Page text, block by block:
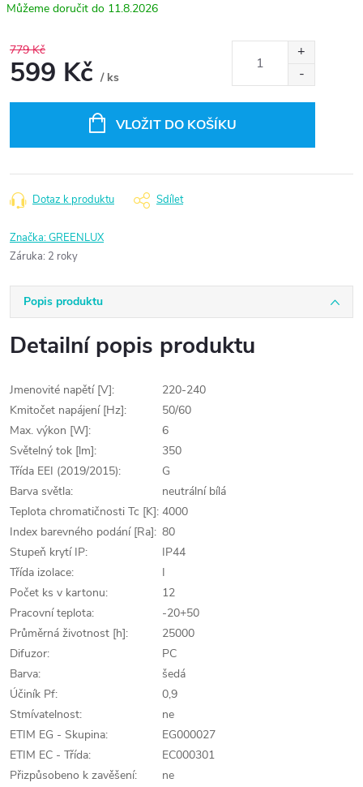
11.8.2026
779 Kč
599 Kč / ks
VLOŽIT DO KOŠÍKU
Dotaz k produktu Sdílet
Značka:GREENLUX
Záruka: 2 roky
Popis produktu
Detailní popis produktu
Jmenovité napětí [V]:
220-240
Kmitočet napájení [Hz]:
50/60
Max. výkon [W]:
6
Světelný tok [lm]:
350
Třída EEI (2019/2015):
G
Barva světla:
neutrální bílá
Teplota chromatičnosti Tc [K]: 4000
Index barevného podání [Ra]: 80
Stupeň krytí IP:
IP44
Třída izolace:
I
Počet ks v kartonu:
12
Pracovní teplota:
-20+50
Průměrná životnost [h]:
25000
Difuzor:
PC
Barva:
šedá
Účiník Pf:
0,9
Stmívatelnost:
ne
ETIM EG - Skupina:
EG000027
ETIM EC - Třída:
EC000301
Přizpůsobeno k zavěšení:
ne